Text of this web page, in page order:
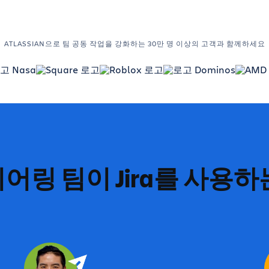
ATLASSIAN으로 팀 공동 작업을 강화하는 30만 명 이상의 고객과 함께하세요
링 팀이 Jira를 사용하